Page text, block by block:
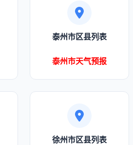
泰州市区县列表
泰州市天气预报
徐州市区县列表